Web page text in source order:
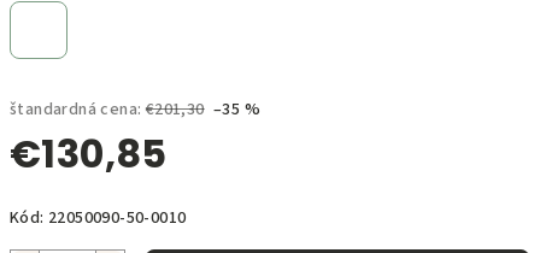
štandardná cena: €201,30 –35 %
€130,85
cena:
Kód: 22050090-50-0010
R
M
O